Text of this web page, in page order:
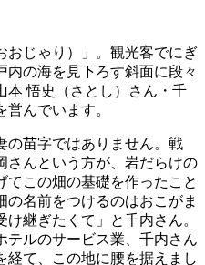
おじゃり）」。観光客でにぎ
内の海を見下ろす斜面に段々
本 悟史（さとし）さん・千
んでいます。
の苗字ではありません。戦
さんという方が、岩だらけの
てこの畑の基礎を作ったこと
名前をつけるのはおこがま
継ぎたくて」と千内さん。
テルのサービス業、千内さん
経て、この地に腰を据えまし